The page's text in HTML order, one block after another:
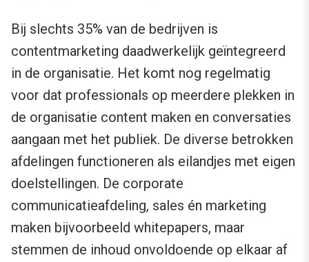
Bij slechts 35% van de bedrijven is
contentmarketing daadwerkelijk geïntegreerd
in de organisatie. Het komt nog regelmatig
voor dat professionals op meerdere plekken in
de organisatie content maken en conversaties
aangaan met het publiek. De diverse betrokken
afdelingen functioneren als eilandjes met eigen
doelstellingen. De corporate
communicatieafdeling, sales én marketing
maken bijvoorbeeld whitepapers, maar
stemmen de inhoud onvoldoende op elkaar af